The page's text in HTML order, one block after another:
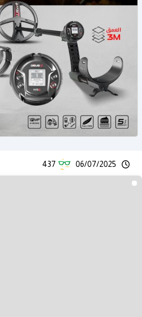
06/07/2025
437